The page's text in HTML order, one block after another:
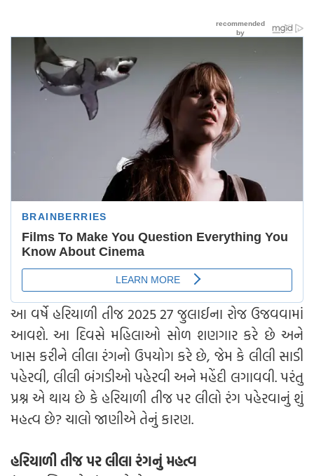
આ વર્ષે હરિયાળી તીજ 2025 27 જુલાઈના રોજ ઉજવવામાં
આવશે. આ દિવસે મહિલાઓ સોળ શણગાર કરે છે અને
ખાસ કરીને લીલા રંગનો ઉપયોગ કરે છે, જેમ કે લીલી સાડી
પહેરવી, લીલી બંગડીઓ પહેરવી અને મહેંદી લગાવવી. પરંતુ
પ્રશ્ન એ થાય છે કે હરિયાળી તીજ પર લીલો રંગ પહેરવાનું શું
મહત્વ છે? ચાલો જાણીએ તેનું કારણ.
હરિયાળી તીજ પર લીલા રંગનું મહત્વ